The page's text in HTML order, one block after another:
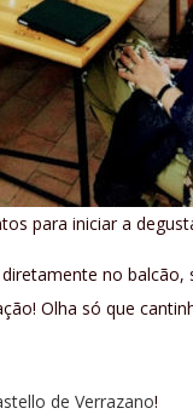
para iniciar a
no balcão,
Olha só que
de Verrazano!